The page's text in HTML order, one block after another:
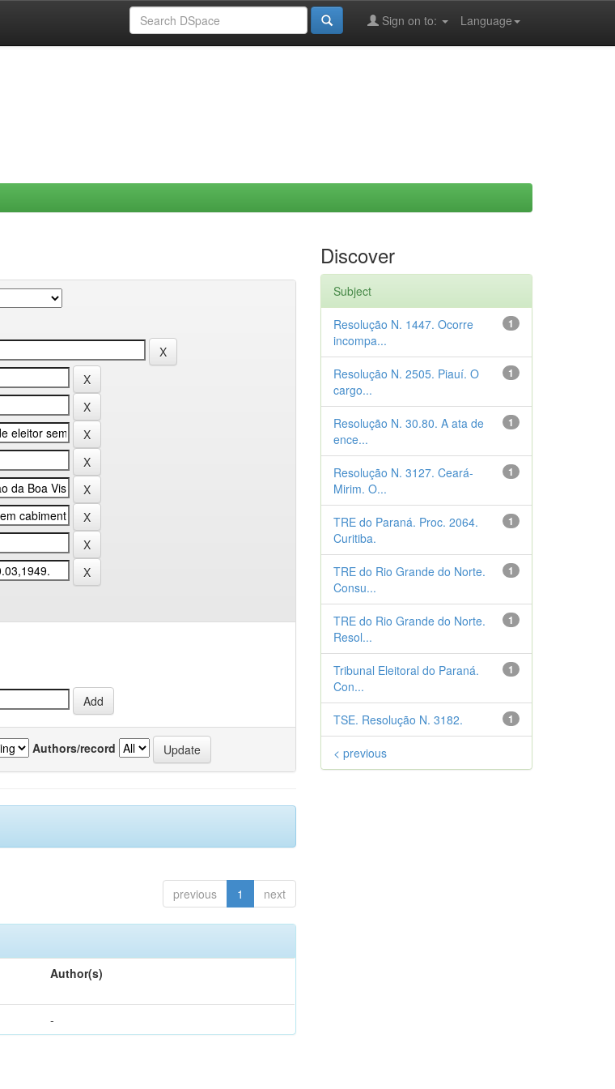
Language
Sign on to:
Authors/record
previous 1 next
Author(s)
-
Discover
Subject
1
Resolução N. 1447. Ocorre
incompa...
1
Resolução N. 2505. Piauí. O
cargo...
1
Resolução N. 30.80. A ata de
ence...
1
Resolução N. 3127. Ceará-
Mirim. O...
1
TRE do Paraná. Proc. 2064.
Curitiba.
1
TRE do Rio Grande do Norte.
Consu...
1
TRE do Rio Grande do Norte.
Resol...
1
Tribunal Eleitoral do Paraná.
Con...
1
TSE. Resolução N. 3182.
< previous